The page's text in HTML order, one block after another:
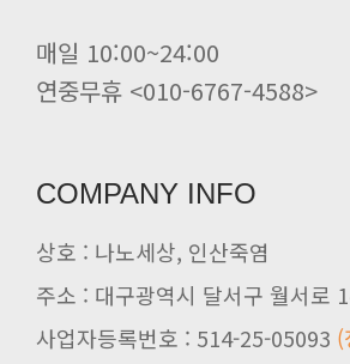
매일 10:00~24:00
연중무휴 <010-6767-4588>
COMPANY INFO
상호 : 나노세상, 인산죽염
주소 : 대구광역시 달서구 월서로
사업자등록번호 : 514-25-05093 (